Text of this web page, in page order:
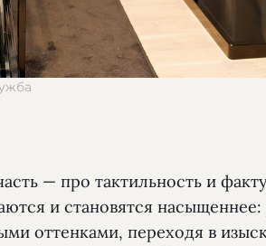
— про тактильность и
и становятся
оттенками, переходя в